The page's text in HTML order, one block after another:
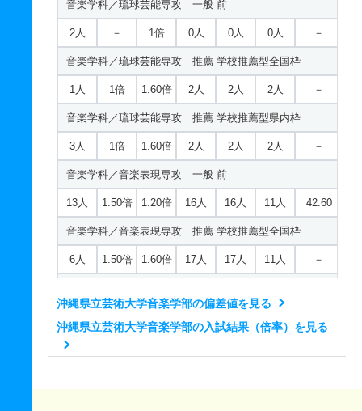
美術学科／絵画専攻 推薦 学校推薦型全国枠
1人 2.50倍 4.80倍 15人 15人 6人 －
美術学科／絵画専攻 推薦 学校推薦型県内枠
1人 2.50倍 4.80倍 15人 15人 6人 －
美術学科／彫刻専攻 一般 前
5人 1.30倍 1倍 4人 4人 3人 39.30
美術学科／芸術学専攻 一般 前
4人 1.20倍 1倍 6人 6人 5人 47.90
美術学科／芸術学専攻 推薦 学校推薦型全国枠
1人 1倍 1.30倍 3人 3人 3人 －
1人 1倍 1.30倍 3人 3人 3人 －
音楽学科／琉球芸能専攻 一般 前
2人 － 1倍 0人 0人 0人 －
音楽学科／琉球芸能専攻 推薦 学校推薦型全国枠
1人 1倍 1.60倍 2人 2人 2人 －
音楽学科／琉球芸能専攻 推薦 学校推薦型県内枠
3人 1倍 1.60倍 2人 2人 2人 －
音楽学科／音楽表現専攻 一般 前
13人 1.50倍 1.20倍 16人 16人 11人 42.60
音楽学科／音楽表現専攻 推薦 学校推薦型全国枠
6人 1.50倍 1.60倍 17人 17人 11人 －
音楽学科／音楽文化専攻 一般 前
沖縄県立芸術大学音楽学部の偏差値を見る
沖縄県立芸術大学音楽学部の入試結果（倍率）を見る